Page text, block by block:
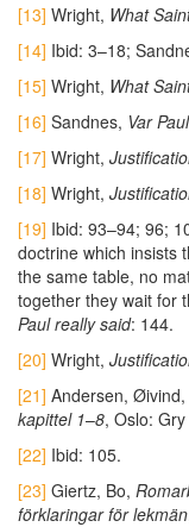
[13] Wright, What
[14] Ibid: 3–18;
[15] Wright, What
[16] Sandnes, Var
[17] Wright,
[18] Wright,
[19] Ibid: 93–94; 96;
doctrine which insists
the same table, no
together they wait for
Paul really said: 144.
[20] Wright,
[21] Andersen, Øivind,
kapittel 1–8, Oslo:
[22] Ibid: 105.
[23] Giertz, Bo,
förklaringar för lekmän